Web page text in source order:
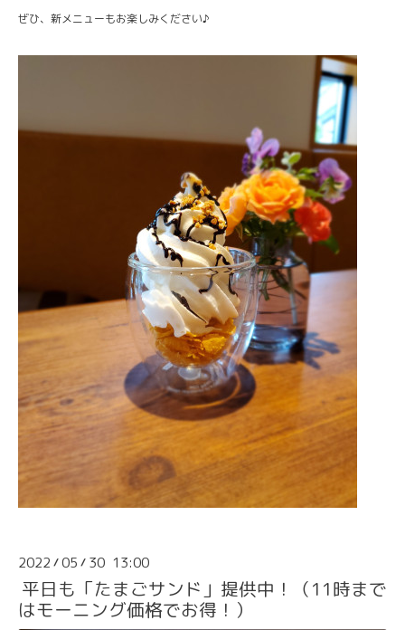
ぜひ、新メニューもお楽しみください♪
2022 /05 / 30 13:00
平日も「たまごサンド」提供中！（11時まで
はモーニング価格でお得！）